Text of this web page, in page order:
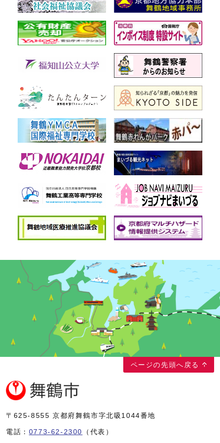
舞鶴市のイラストマップ
ページの先頭へ戻る
〒625-8555 京都府舞鶴市字北吸1044番地
電話： 0773-62-2300 （代表）